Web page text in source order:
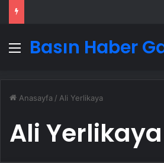
Menü
Basın Haber
Anasayfa / Ali Yerlikaya
Ali Yerlikaya